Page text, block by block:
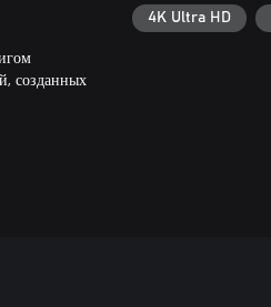
созданных
4K Ultra HD